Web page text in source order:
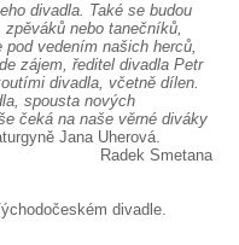
divadla. Také se budou
nebo tanečníků,
vedením našich herců,
zájem, ředitel divadla Petr
divadla, včetně dílen.
spousta nových
čeká na naše věrné diváky
Jana Uherová.
Radek Smetana
divadle.